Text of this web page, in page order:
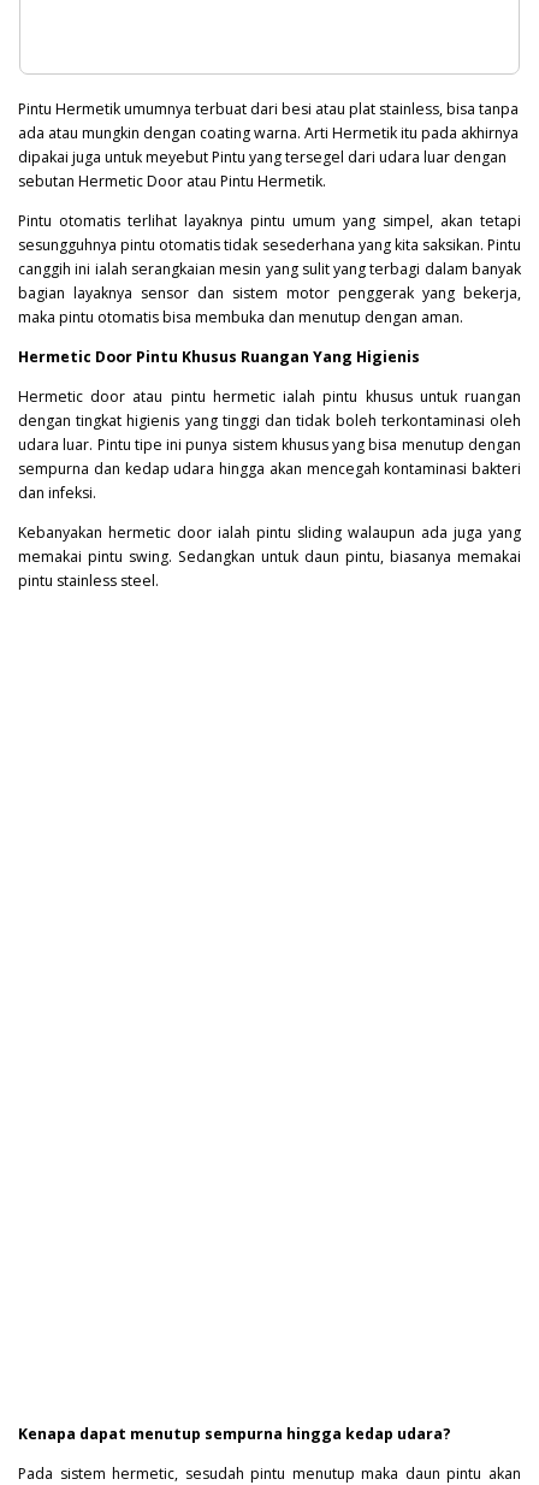
Pintu Hermetik umumnya terbuat dari besi atau plat stainless, bisa tanpa
ada atau mungkin dengan coating warna. Arti Hermetik itu pada akhirnya
dipakai juga untuk meyebut Pintu yang tersegel dari udara luar dengan
sebutan Hermetic Door atau Pintu Hermetik.
Pintu otomatis terlihat layaknya pintu umum yang simpel, akan tetapi
sesungguhnya pintu otomatis tidak sesederhana yang kita saksikan. Pintu
canggih ini ialah serangkaian mesin yang sulit yang terbagi dalam banyak
bagian layaknya sensor dan sistem motor penggerak yang bekerja,
maka pintu otomatis bisa membuka dan menutup dengan aman.
Hermetic Door Pintu Khusus Ruangan Yang Higienis
Hermetic door atau pintu hermetic ialah pintu khusus untuk ruangan
dengan tingkat higienis yang tinggi dan tidak boleh terkontaminasi oleh
udara luar. Pintu tipe ini punya sistem khusus yang bisa menutup dengan
sempurna dan kedap udara hingga akan mencegah kontaminasi bakteri
dan infeksi.
Kebanyakan hermetic door ialah pintu sliding walaupun ada juga yang
memakai pintu swing. Sedangkan untuk daun pintu, biasanya memakai
pintu stainless steel.
Kenapa dapat menutup sempurna hingga kedap udara?
Pada sistem hermetic, sesudah pintu menutup maka daun pintu akan